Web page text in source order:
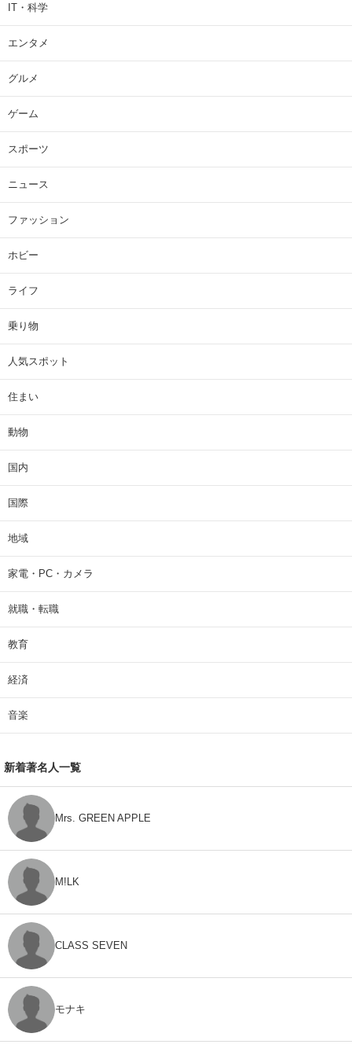
IT・科学
エンタメ
グルメ
ゲーム
スポーツ
ニュース
ファッション
ホビー
ライフ
乗り物
人気スポット
住まい
動物
国内
国際
地域
家電・PC・カメラ
就職・転職
教育
経済
音楽
新着著名人一覧
Mrs. GREEN APPLE
M!LK
CLASS SEVEN
モナキ